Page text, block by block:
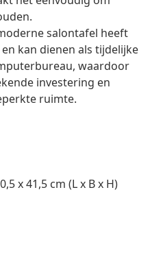
salontafel heeft
kan dienen als tijdelijke
waardoor
investering en
ruimte.
x 41,5 cm (L x B x H)